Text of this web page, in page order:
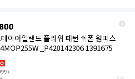
이아일랜드 플라워 패턴 쉬폰 원피스
_P420142306 1391675